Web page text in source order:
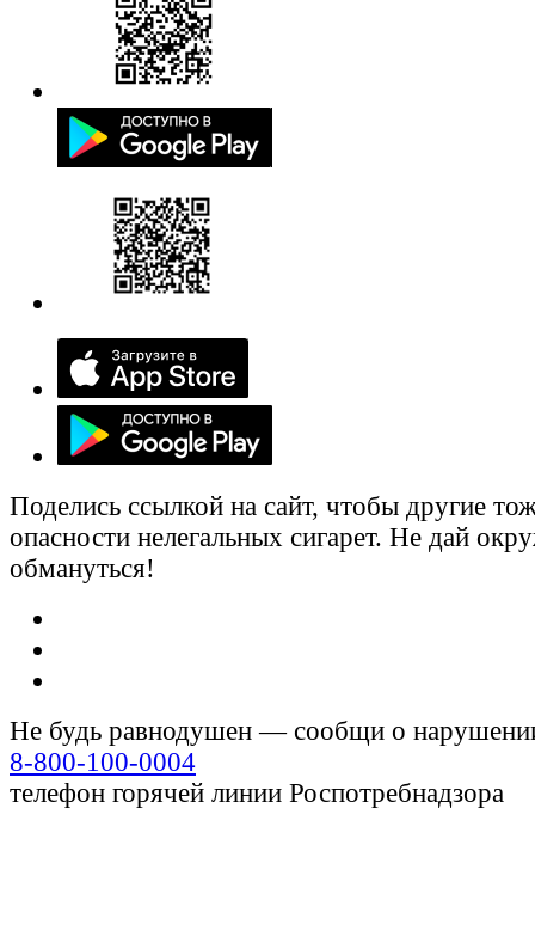
Поделись ссылкой на сайт, чтобы другие
опасности нелегальных сигарет. Не дай
обмануться!
Не будь равнодушен — сообщи о
8-800-100-0004
телефон горячей линии Роспотребнадзора